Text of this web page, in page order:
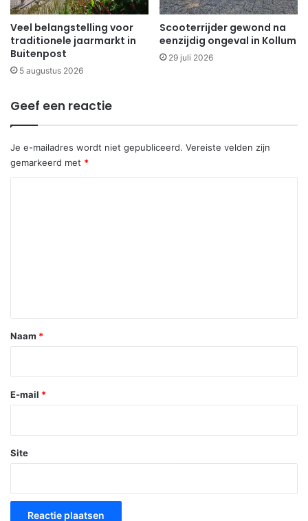
Veel belangstelling voor
traditionele jaarmarkt in
Buitenpost
5 augustus 2026
Scooterrijder gewond na
eenzijdig ongeval in Kollum
29 juli 2026
Geef een reactie
Je e-mailadres wordt niet gepubliceerd. Vereiste velden zijn
gemarkeerd met *
*
Naam *
E-mail *
Site